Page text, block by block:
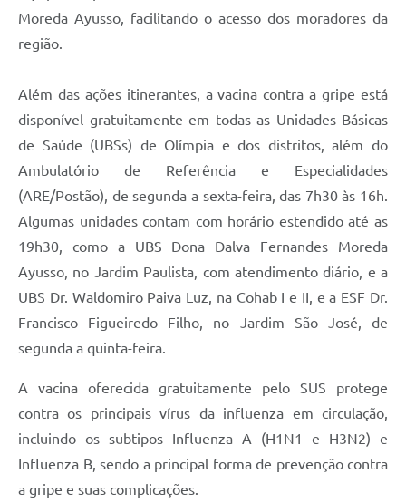
Moreda Ayusso, facilitando o acesso dos moradores da
região.
Além das ações itinerantes, a vacina contra a gripe está
disponível gratuitamente em todas as Unidades Básicas
de Saúde (UBSs) de Olímpia e dos distritos, além do
Ambulatório de Referência e Especialidades
(ARE/Postão), de segunda a sexta-feira, das 7h30 às 16h.
Algumas unidades contam com horário estendido até as
19h30, como a UBS Dona Dalva Fernandes Moreda
Ayusso, no Jardim Paulista, com atendimento diário, e a
UBS Dr. Waldomiro Paiva Luz, na Cohab I e II, e a ESF Dr.
Francisco Figueiredo Filho, no Jardim São José, de
segunda a quinta-feira.
A vacina oferecida gratuitamente pelo SUS protege
contra os principais vírus da influenza em circulação,
incluindo os subtipos Influenza A (H1N1 e H3N2) e
Influenza B, sendo a principal forma de prevenção contra
a gripe e suas complicações.